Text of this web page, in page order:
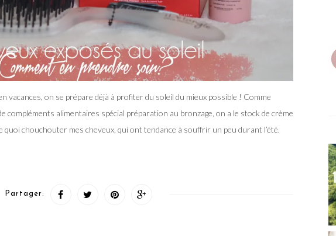
vacances, on se prépare déjà à profiter du soleil du mieux possible ! Comme
compléments alimentaires spécial préparation au bronzage, on a le stock de crème
chouchouter mes cheveux, qui ont tendance à souffrir un peu durant l’été.
Partager: